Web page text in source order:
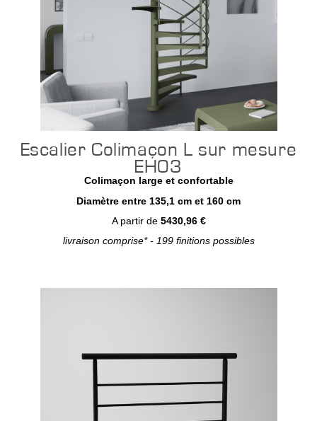
Escalier Colimaçon L sur mesure
EH03
Colimaçon large et confortable
Diamètre entre 135,1 cm et 160 cm
A partir de 5430,96 €
livraison comprise* - 199 finitions possibles